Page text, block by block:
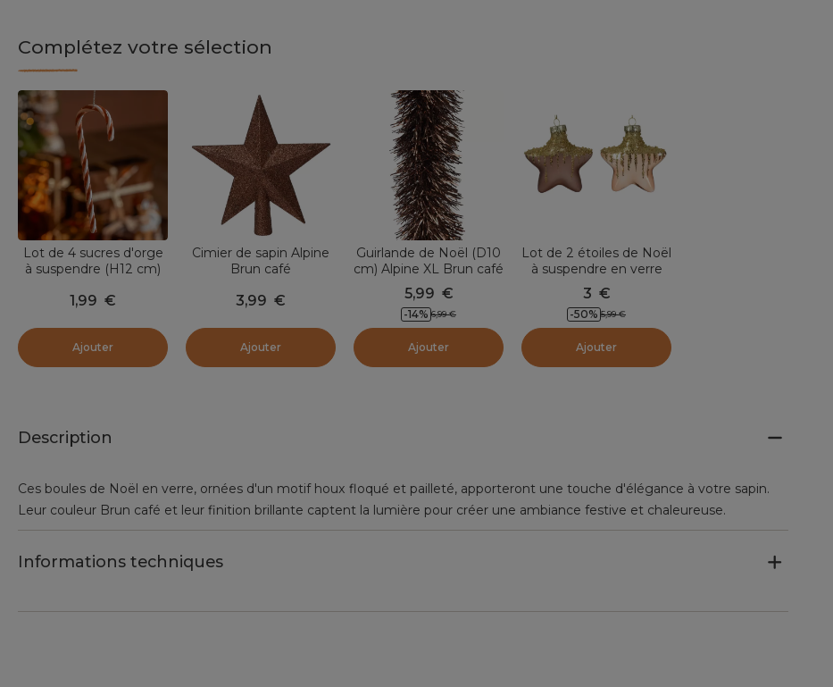
Complétez votre sélection
Lot de 4 sucres d'orge
à suspendre (H12 cm)
1,99 €
Ajouter
Cimier de sapin Alpine
Brun café
3,99 €
Ajouter
Guirlande de Noël (D10
cm) Alpine XL Brun café
5,99 €
-14% 6,99 €
Ajouter
Lot de 2 étoiles de Noël
à suspendre en verre
(H10 cm) Arctique Brun
café
3 €
-50% 5,99 €
Ajouter
Description
Ces boules de Noël en verre, ornées d'un motif houx floqué et pailleté, apporteront une touche d'élégance à votre sapin.
Leur couleur Brun café et leur finition brillante captent la lumière pour créer une ambiance festive et chaleureuse.
Informations techniques